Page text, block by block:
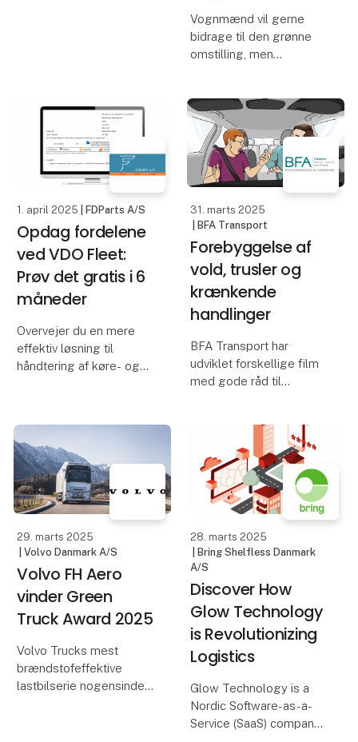
sted i MCH Messecen
Vognmænd vil gerne
bidrage til den grønne
omstilling, men
gør det svært at komme
i gang. TRASOLU
lancerer nu en fleksibel
betalingsmodel, der gør
klimave
1. april 2025 | FDParts A/S
Opdag fordelene
ved VDO Fleet:
Prøv det gratis i 6
måneder
Overvejer du en mere
effektiv løsning til
håndtering af køre- og
dig og din virksomhed.
VDO Fleet tilbyder en
fuldt integre
31. marts 2025
| BFA Transport
Forebyggelse af
vold, trusler og
krænkende
handlinger
BFA Transport har
udviklet forskellige film
med gode råd til
situationer indenfor
persontransporten.
Bus: Forebyg vold,
trusler og krænkende
29. marts 2025
| Volvo Danmark A/S
Volvo FH Aero
vinder Green
Truck Award 2025
Volvo Trucks mest
brændstofeffektive
lastbilserie nogensinde
28. marts 2025
| Bring Shelfless Danmark
A/S
Discover How
Glow Technology
is Revolutionizing
Logistics
Glow Technology is a
Nordic Software-as-a-
Service (SaaS) company